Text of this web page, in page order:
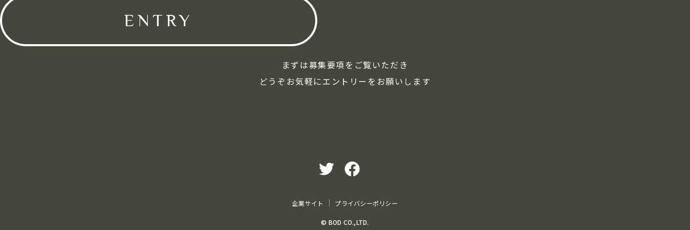
ENTRY
まずは募集要項をご覧いただき
どうぞお気軽にエントリーをお願いします
企業サイト プライバシーポリシー
© BOD CO.,LTD.